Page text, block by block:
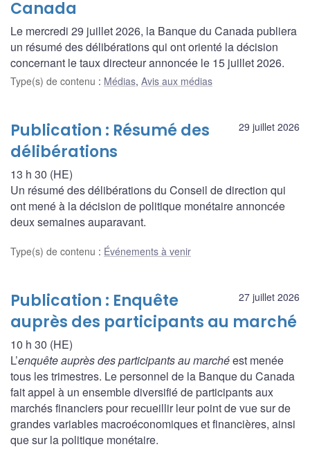
Canada
Le mercredi 29 juillet 2026, la Banque du Canada publiera
un résumé des délibérations qui ont orienté la décision
concernant le taux directeur annoncée le 15 juillet 2026.
Type(s) de contenu : Médias, Avis aux médias
29 juillet 2026
Publication : Résumé des
délibérations
13 h 30 (HE)
Un résumé des délibérations du Conseil de direction qui
ont mené à la décision de politique monétaire annoncée
deux semaines auparavant.
Type(s) de contenu : Événements à venir
27 juillet 2026
Publication : Enquête
auprès des participants au marché
10 h 30 (HE)
L’enquête auprès des participants au marchéest menée
tous les trimestres. Le personnel de la Banque du Canada
fait appel à un ensemble diversifié de participants aux
marchés financiers pour recueillir leur point de vue sur de
grandes variables macroéconomiques et financières, ainsi
que sur la politique monétaire.